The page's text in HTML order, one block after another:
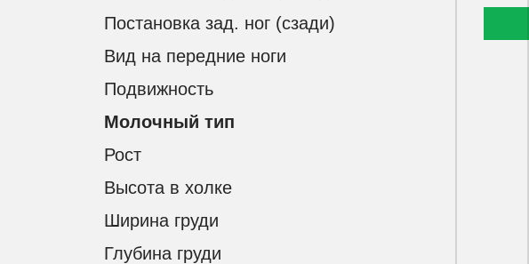
Постановка зад. ног (сзади)
Вид на передние ноги
Подвижность
Молочный тип
Рост
Высота в холке
Ширина груди
Глубина груди